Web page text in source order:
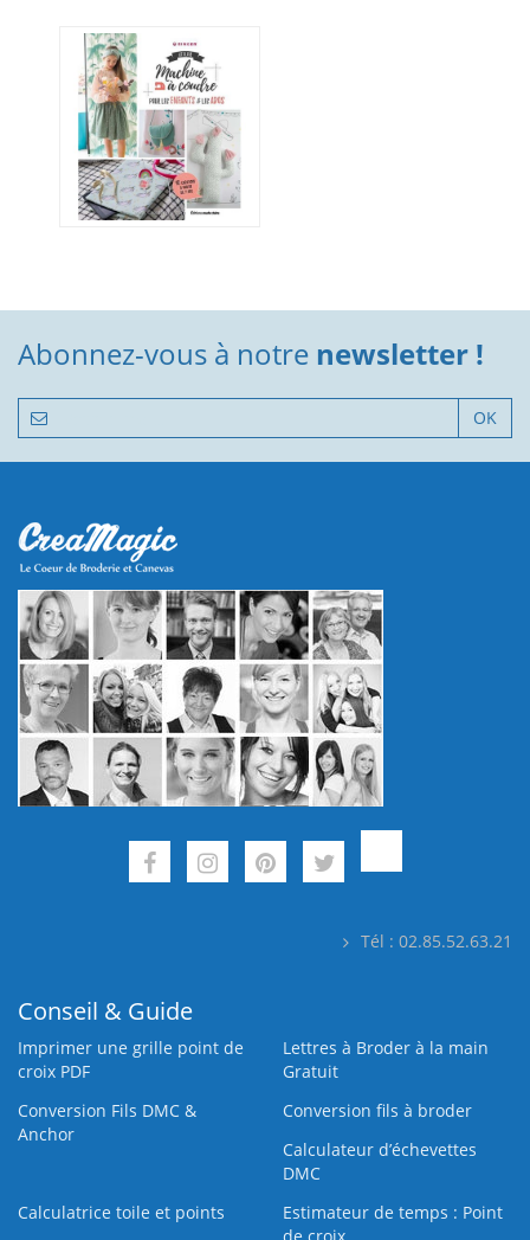
Abonnez-vous à notre newsletter !
OK
Tél : 02.85.52.63.21
Conseil & Guide
Imprimer une grille point de
croix PDF
Lettres à Broder à la main
Gratuit
Conversion Fils DMC &
Anchor
Conversion fils à broder
Calculateur d’échevettes
DMC
Calculatrice toile et points
Estimateur de temps : Point